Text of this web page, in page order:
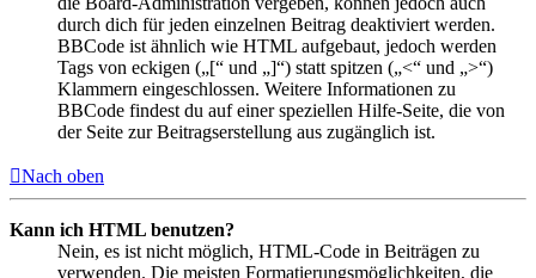
durch dich für jeden einzelnen Beitrag deaktiviert werden.
BBCode ist ähnlich wie HTML aufgebaut, jedoch werden
Tags von eckigen („[“ und „]“) statt spitzen („<“ und „>“)
Klammern eingeschlossen. Weitere Informationen zu
BBCode findest du auf einer speziellen Hilfe-Seite, die von
der Seite zur Beitragserstellung aus zugänglich ist.
Nach oben
Kann ich HTML benutzen?
Nein, es ist nicht möglich, HTML-Code in Beiträgen zu
verwenden. Die meisten Formatierungsmöglichkeiten, die